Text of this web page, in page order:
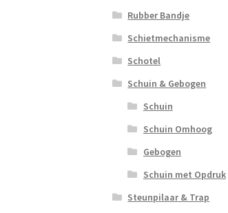
Rubber Bandje
Schietmechanisme
Schotel
Schuin & Gebogen
Schuin
Schuin Omhoog
Gebogen
Schuin met Opdruk
Steunpilaar & Trap